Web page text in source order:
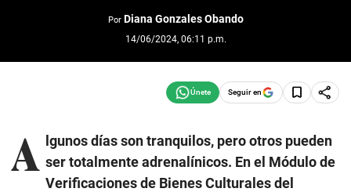
Por Diana Gonzales Obando
14/06/2024, 06:11 p.m.
Seguir en
A lgunos días son tranquilos, pero otros pueden
ser totalmente adrenalínicos. En el Módulo de
Verificaciones de Bienes Culturales del